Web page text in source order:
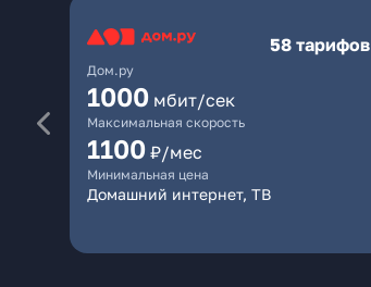
Дом.ру
58 тарифов
1000 мбит/сек
Максимальная скорость
1100 ₽/мес
Минимальная цена
Домашний интернет, ТВ